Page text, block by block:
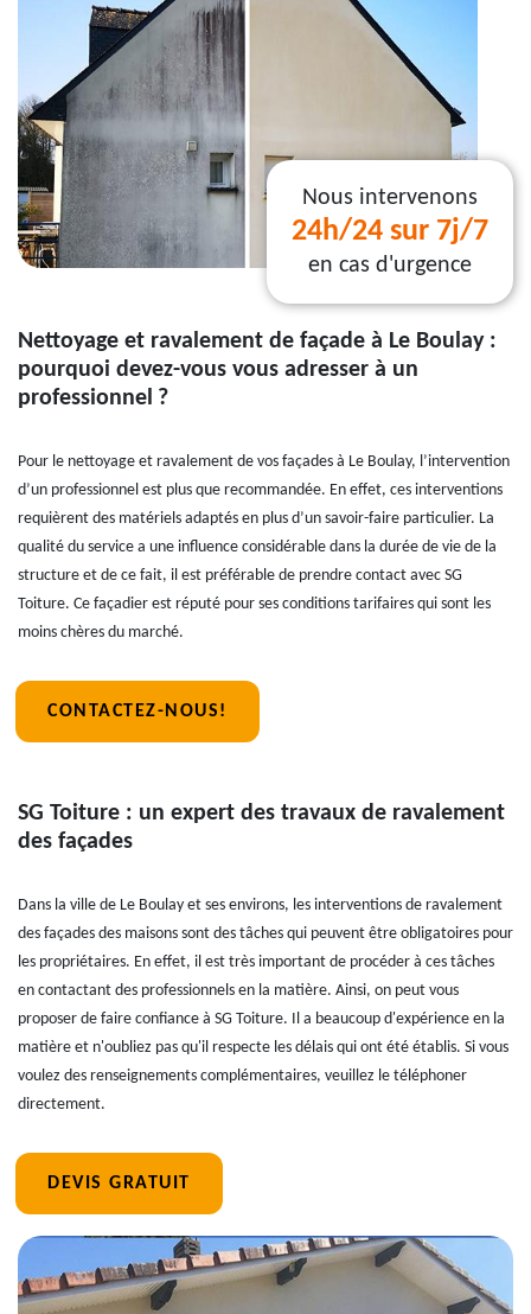
Nous intervenons
24h/24 sur 7j/7
en cas d'urgence
Nettoyage et ravalement de façade à Le Boulay :
pourquoi devez-vous vous adresser à un
professionnel ?
Pour le nettoyage et ravalement de vos façades à Le Boulay, l’intervention
d’un professionnel est plus que recommandée. En effet, ces interventions
requièrent des matériels adaptés en plus d’un savoir-faire particulier. La
qualité du service a une influence considérable dans la durée de vie de la
structure et de ce fait, il est préférable de prendre contact avec SG
Toiture. Ce façadier est réputé pour ses conditions tarifaires qui sont les
moins chères du marché.
CONTACTEZ-NOUS!
SG Toiture : un expert des travaux de ravalement
des façades
Dans la ville de Le Boulay et ses environs, les interventions de ravalement
des façades des maisons sont des tâches qui peuvent être obligatoires pour
les propriétaires. En effet, il est très important de procéder à ces tâches
en contactant des professionnels en la matière. Ainsi, on peut vous
proposer de faire confiance à SG Toiture. Il a beaucoup d'expérience en la
matière et n'oubliez pas qu'il respecte les délais qui ont été établis. Si vous
voulez des renseignements complémentaires, veuillez le téléphoner
directement.
DEVIS GRATUIT